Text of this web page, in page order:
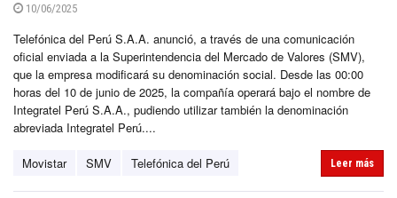
10/06/2025
Telefónica del Perú S.A.A. anunció, a través de una comunicación
oficial enviada a la Superintendencia del Mercado de Valores (SMV),
que la empresa modificará su denominación social. Desde las 00:00
horas del 10 de junio de 2025, la compañía operará bajo el nombre de
Integratel Perú S.A.A., pudiendo utilizar también la denominación
abreviada Integratel Perú....
Movistar SMV Telefónica del Perú Leer más